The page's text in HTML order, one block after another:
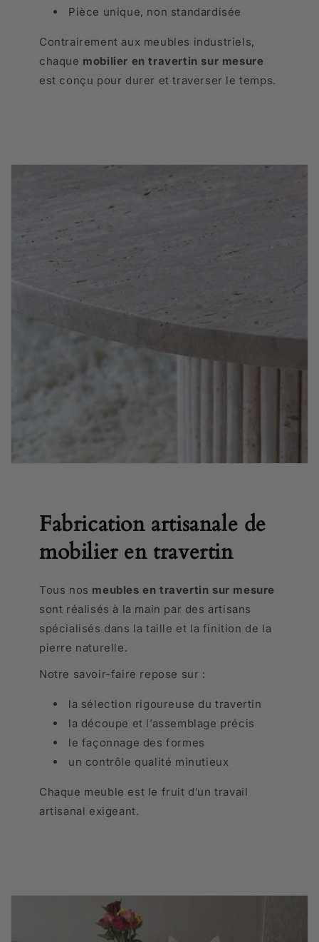
Pièce unique, non standardisée
Contrairement aux meubles industriels,
chaque mobilier en travertin sur mesure
est conçu pour durer et traverser le temps.
Fabrication artisanale de
mobilier en travertin
Tous nos meubles en travertin sur mesure
sont réalisés à la main par des artisans
spécialisés dans la taille et la finition de la
pierre naturelle.
Notre savoir-faire repose sur :
la sélection rigoureuse du travertin
la découpe et l’assemblage précis
le façonnage des formes
un contrôle qualité minutieux
Chaque meuble est le fruit d’un travail
artisanal exigeant.